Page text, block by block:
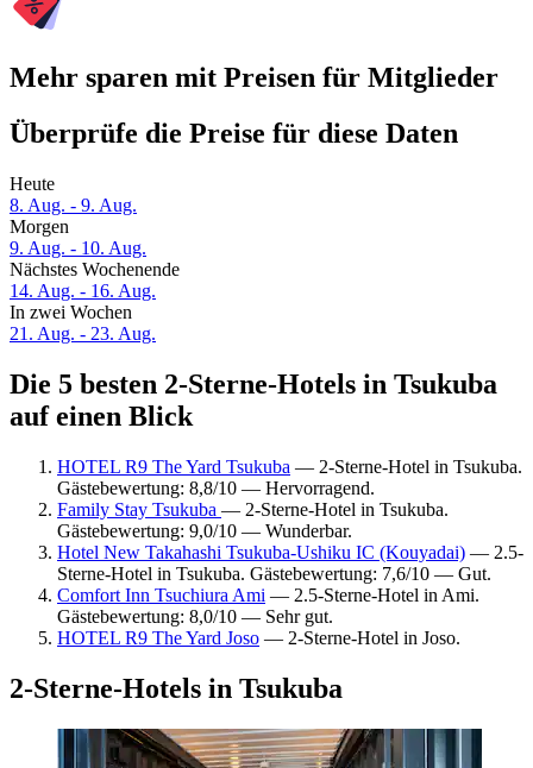
Mehr sparen mit Preisen für Mitglieder
Überprüfe die Preise für diese Daten
Heute
8. Aug. - 9. Aug.
Morgen
9. Aug. - 10. Aug.
Nächstes Wochenende
14. Aug. - 16. Aug.
In zwei Wochen
21. Aug. - 23. Aug.
Die 5 besten 2-Sterne-Hotels in Tsukuba
auf einen Blick
HOTEL R9 The Yard Tsukuba — 2-Sterne-Hotel in Tsukuba.
Gästebewertung: 8,8/10 — Hervorragend.
Family Stay Tsukuba — 2-Sterne-Hotel in Tsukuba.
Gästebewertung: 9,0/10 — Wunderbar.
Hotel New Takahashi Tsukuba-Ushiku IC (Kouyadai) — 2.5-
Sterne-Hotel in Tsukuba. Gästebewertung: 7,6/10 — Gut.
Comfort Inn Tsuchiura Ami — 2.5-Sterne-Hotel in Ami.
Gästebewertung: 8,0/10 — Sehr gut.
HOTEL R9 The Yard Joso — 2-Sterne-Hotel in Joso.
2-Sterne-Hotels in Tsukuba